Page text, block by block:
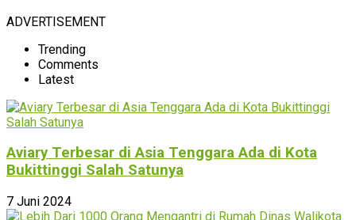
ADVERTISEMENT
Trending
Comments
Latest
Aviary Terbesar di Asia Tenggara Ada di Kota
Bukittinggi Salah Satunya
7 Juni 2024